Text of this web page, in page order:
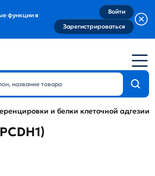
функции в
Войти
Зарегистрироваться
и белки клеточной адгезии